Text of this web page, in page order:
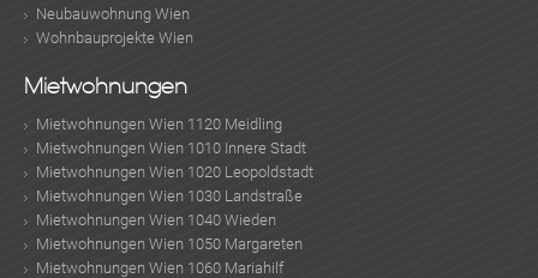
Neubauwohnung Wien
Wohnbauprojekte Wien
Mietwohnungen
Mietwohnungen Wien 1120 Meidling
Mietwohnungen Wien 1010 Innere Stadt
Mietwohnungen Wien 1020 Leopoldstadt
Mietwohnungen Wien 1030 Landstraße
Mietwohnungen Wien 1040 Wieden
Mietwohnungen Wien 1050 Margareten
Mietwohnungen Wien 1060 Mariahilf